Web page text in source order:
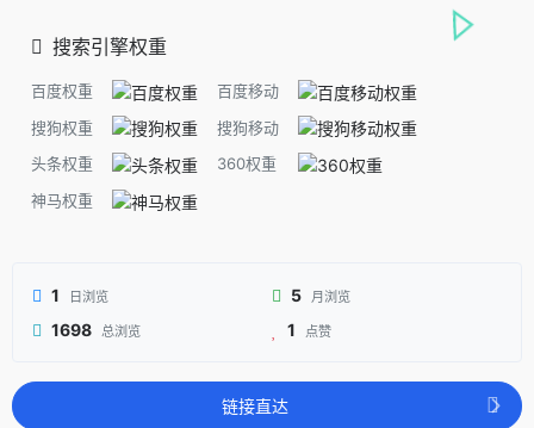
搜索引擎权重
百度权重
百度移动
搜狗权重
搜狗移动
头条权重
360权重
神马权重
1 日浏览 5 月浏览
1698 总浏览 1 点赞
链接直达